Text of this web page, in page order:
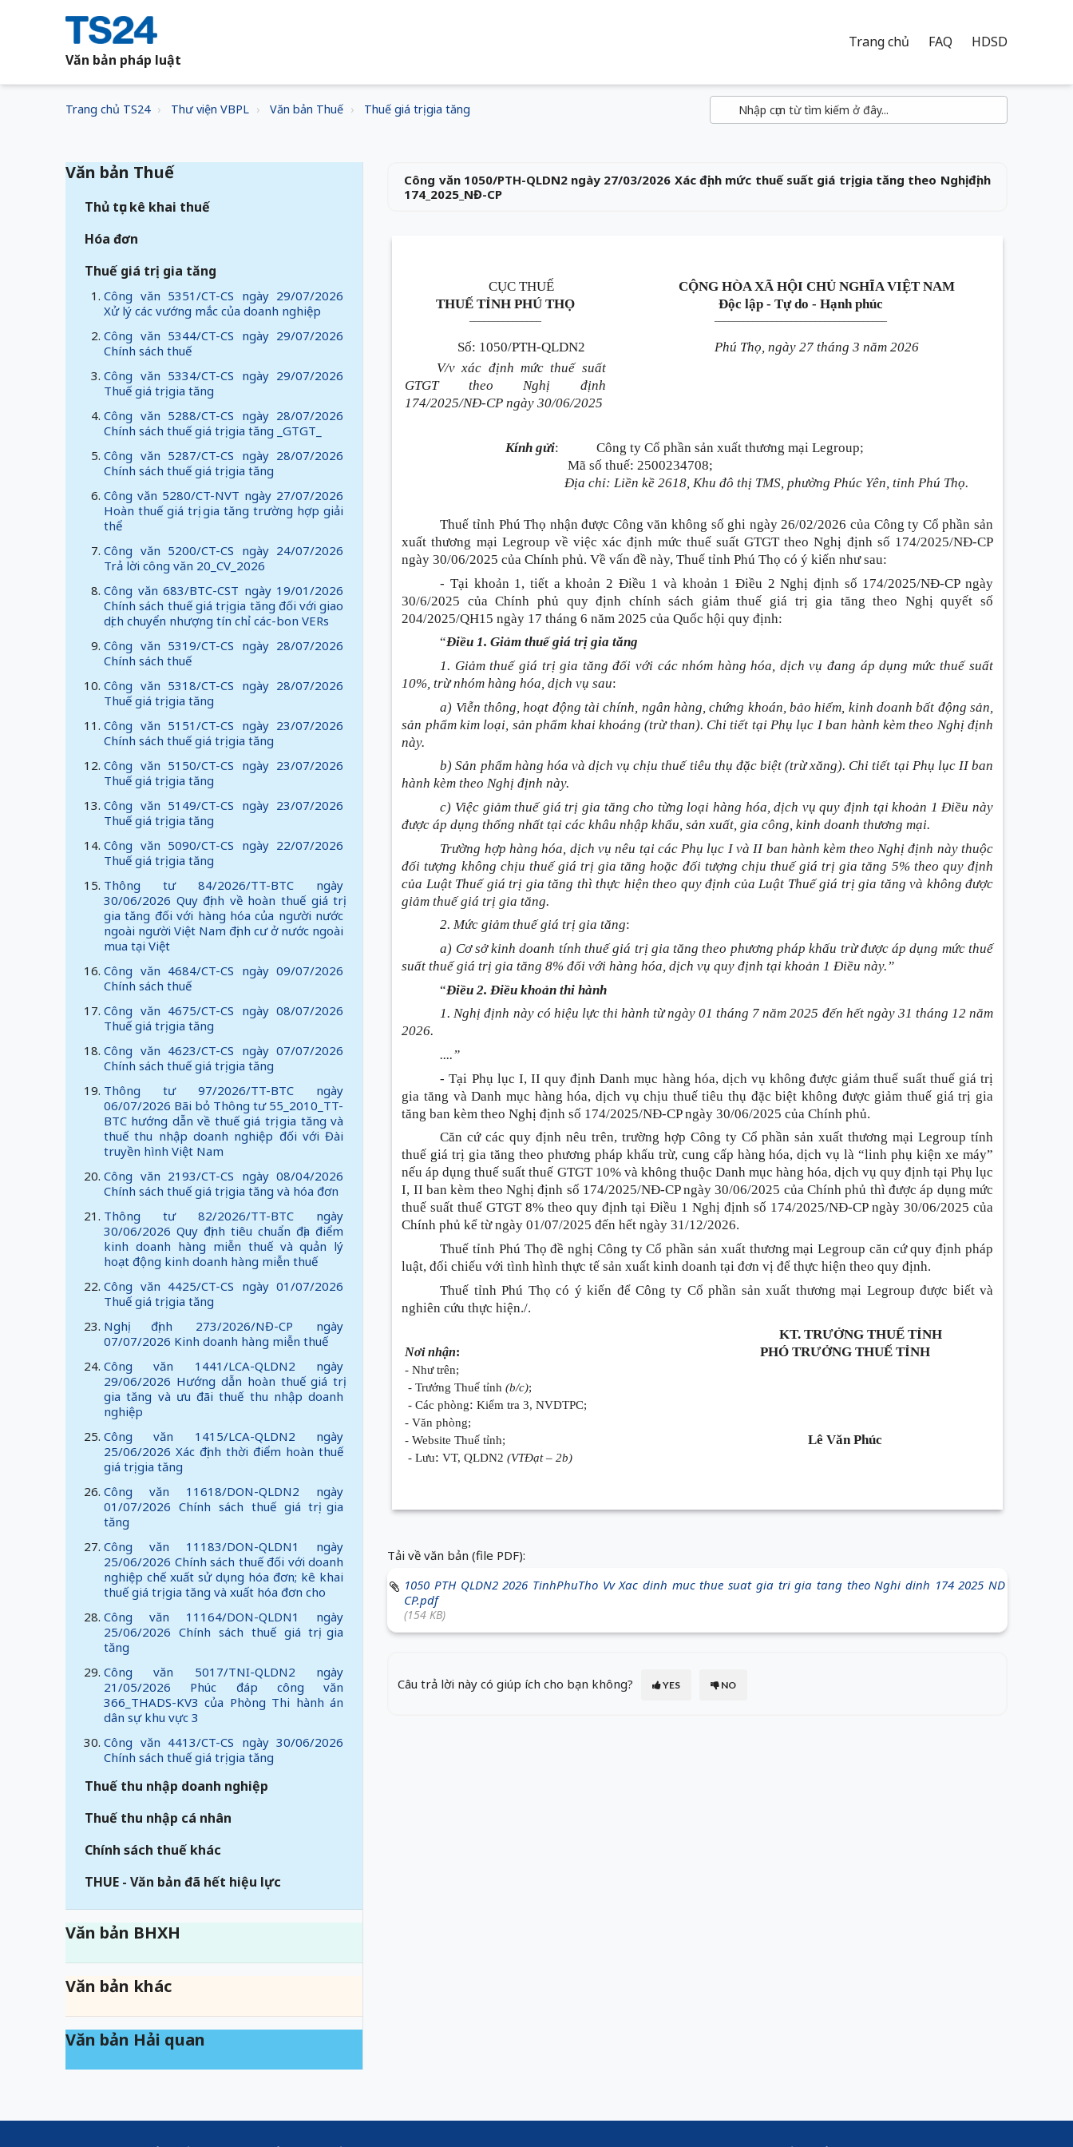
Văn bản pháp luật
Trang chủ FAQ HDSD
Trang chủ TS24 Thư viện VBPL Văn bản Thuế Thuế giá trị gia tăng
Văn bản Thuế
Thủ tục kê khai thuế
Hóa đơn
Thuế giá trị gia tăng
Công văn 5351/CT-CS ngày 29/07/2026
Xử lý các vướng mắc của doanh nghiệp
Công văn 5344/CT-CS ngày 29/07/2026
Chính sách thuế
Công văn 5334/CT-CS ngày 29/07/2026
Thuế giá trị gia tăng
Công văn 5288/CT-CS ngày 28/07/2026
Chính sách thuế giá trị gia tăng _GTGT_
Công văn 5287/CT-CS ngày 28/07/2026
Chính sách thuế giá trị gia tăng
Công văn 5280/CT-NVT ngày 27/07/2026
Hoàn thuế giá trị gia tăng trường hợp giải
thể
Công văn 5200/CT-CS ngày 24/07/2026
Trả lời công văn 20_CV_2026
Công văn 683/BTC-CST ngày 19/01/2026
Chính sách thuế giá trị gia tăng đối với giao
dịch chuyển nhượng tín chỉ các-bon VERs
Công văn 5319/CT-CS ngày 28/07/2026
Chính sách thuế
Công văn 5318/CT-CS ngày 28/07/2026
Thuế giá trị gia tăng
Công văn 5151/CT-CS ngày 23/07/2026
Chính sách thuế giá trị gia tăng
Công văn 5150/CT-CS ngày 23/07/2026
Thuế giá trị gia tăng
Công văn 5149/CT-CS ngày 23/07/2026
Thuế giá trị gia tăng
Công văn 5090/CT-CS ngày 22/07/2026
Thuế giá trị gia tăng
Thông tư 84/2026/TT-BTC ngày
30/06/2026 Quy định về hoàn thuế giá trị
gia tăng đối với hàng hóa của người nước
ngoài người Việt Nam định cư ở nước ngoài
mua tại Việt
Công văn 4684/CT-CS ngày 09/07/2026
Chính sách thuế
Công văn 4675/CT-CS ngày 08/07/2026
Thuế giá trị gia tăng
Công văn 4623/CT-CS ngày 07/07/2026
Chính sách thuế giá trị gia tăng
Thông tư 97/2026/TT-BTC ngày
06/07/2026 Bãi bỏ Thông tư 55_2010_TT-
BTC hướng dẫn về thuế giá trị gia tăng và
thuế thu nhập doanh nghiệp đối với Đài
truyền hình Việt Nam
Công văn 2193/CT-CS ngày 08/04/2026
Chính sách thuế giá trị gia tăng và hóa đơn
Thông tư 82/2026/TT-BTC ngày
30/06/2026 Quy định tiêu chuẩn địa điểm
kinh doanh hàng miễn thuế và quản lý
hoạt động kinh doanh hàng miễn thuế
Công văn 4425/CT-CS ngày 01/07/2026
Thuế giá trị gia tăng
Nghị định 273/2026/NĐ-CP ngày
07/07/2026 Kinh doanh hàng miễn thuế
Công văn 1441/LCA-QLDN2 ngày
29/06/2026 Hướng dẫn hoàn thuế giá trị
gia tăng và ưu đãi thuế thu nhập doanh
nghiệp
Công văn 1415/LCA-QLDN2 ngày
25/06/2026 Xác định thời điểm hoàn thuế
giá trị gia tăng
Công văn 11618/DON-QLDN2 ngày
01/07/2026 Chính sách thuế giá trị gia
tăng
Công văn 11183/DON-QLDN1 ngày
25/06/2026 Chính sách thuế đối với doanh
nghiệp chế xuất sử dụng hóa đơn; kê khai
thuế giá trị gia tăng và xuất hóa đơn cho
Công văn 11164/DON-QLDN1 ngày
25/06/2026 Chính sách thuế giá trị gia
tăng
Công văn 5017/TNI-QLDN2 ngày
21/05/2026 Phúc đáp công văn
366_THADS-KV3 của Phòng Thi hành án
dân sự khu vực 3
Công văn 4413/CT-CS ngày 30/06/2026
Chính sách thuế giá trị gia tăng
Thuế thu nhập doanh nghiệp
Thuế thu nhập cá nhân
Chính sách thuế khác
THUE - Văn bản đã hết hiệu lực
Văn bản BHXH
Văn bản khác
Văn bản Hải quan
Công văn 1050/PTH-QLDN2 ngày 27/03/2026 Xác định mức thuế suất giá trị gia tăng theo Nghị định
174_2025_NĐ-CP
CỤC THUẾ
THUẾ TỈNH PHÚ THỌ
CỘNG HÒA XÃ HỘI CHỦ NGHĨA VIỆT NAM
Độc lập - Tự do - Hạnh phúc
Số: 1050/PTH-QLDN2
V/v xác định mức thuế suất
GTGT theo Nghị định
174/2025/NĐ-CP ngày 30/06/2025
Phú Thọ, ngày 27 tháng 3 năm 2026
Kính gửi:
Công ty Cổ phần sản xuất thương mại Legroup;
Mã số thuế: 2500234708;
Địa chỉ: Liền kề 2618, Khu đô thị TMS, phường Phúc Yên, tỉnh Phú Thọ.
Thuế tỉnh Phú Thọ nhận được Công văn không số ghi ngày 26/02/2026 của Công ty Cổ phần sản
xuất thương mại Legroup về việc xác định mức thuế suất GTGT theo Nghị định số 174/2025/NĐ-CP
ngày 30/06/2025 của Chính phủ. Về vấn đề này, Thuế tỉnh Phú Thọ có ý kiến như sau:
- Tại khoản 1, tiết a khoản 2 Điều 1 và khoản 1 Điều 2 Nghị định số 174/2025/NĐ-CP ngày
30/6/2025 của Chính phủ quy định chính sách giảm thuế giá trị gia tăng theo Nghị quyết số
204/2025/QH15 ngày 17 tháng 6 năm 2025 của Quốc hội quy định:
“Điều 1. Giảm thuế giá trị gia tăng
1. Giảm thuế giá trị gia tăng đối với các nhóm hàng hóa, dịch vụ đang áp dụng mức thuế suất
10%, trừ nhóm hàng hóa, dịch vụ sau:
a) Viễn thông, hoạt động tài chính, ngân hàng, chứng khoán, bảo hiểm, kinh doanh bất động sản,
sản phẩm kim loại, sản phẩm khai khoáng(trừ than). Chi tiết tại Phụ lục I ban hành kèm theo Nghị định
này.
b) Sản phẩm hàng hóa và dịch vụ chịu thuế tiêu thụ đặc biệt(trừ xăng). Chi tiết tại Phụ lục II ban
hành kèm theo Nghị định này.
c) Việc giảm thuế giá trị gia tăng cho từng loại hàng hóa, dịch vụ quy định tại khoản 1 Điều này
được áp dụng thống nhất tại các khâu nhập khẩu, sản xuất, gia công, kinh doanh thương mại.
Trường hợp hàng hóa, dịch vụ nêu tại các Phụ lục I và II ban hành kèm theo Nghị định này thuộc
đối tượng không chịu thuế giá trị gia tăng hoặc đối tượng chịu thuế giá trị gia tăng 5% theo quy định
của Luật Thuế giá trị gia tăng thì thực hiện theo quy định của Luật Thuế giá trị gia tăng và không được
giảm thuế giá trị gia tăng.
2. Mức giảm thuế giá trị gia tăng:
a) Cơ sở kinh doanh tính thuế giá trị gia tăng theo phương pháp khấu trừ được áp dụng mức thuế
suất thuế giá trị gia tăng 8% đối với hàng hóa, dịch vụ quy định tại khoản 1 Điều này.”
“Điều 2. Điều khoản thi hành
1. Nghị định này có hiệu lực thi hành từ ngày 01 tháng 7 năm 2025 đến hết ngày 31 tháng 12 năm
2026.
....”
- Tại Phụ lục I, II quy định Danh mục hàng hóa, dịch vụ không được giảm thuế suất thuế giá trị
gia tăng và Danh mục hàng hóa, dịch vụ chịu thuế tiêu thụ đặc biệt không được giảm thuế giá trị gia
tăng ban kèm theo Nghị định số 174/2025/NĐ-CP ngày 30/06/2025 của Chính phủ.
Căn cứ các quy định nêu trên, trường hợp Công ty Cổ phần sản xuất thương mại Legroup tính
thuế giá trị gia tăng theo phương pháp khấu trừ, cung cấp hàng hóa, dịch vụ là “linh phụ kiện xe máy”
nếu áp dụng thuế suất thuế GTGT 10% và không thuộc Danh mục hàng hóa, dịch vụ quy định tại Phụ lục
I, II ban kèm theo Nghị định số 174/2025/NĐ-CP ngày 30/06/2025 của Chính phủ thì được áp dụng mức
thuế suất thuế GTGT 8% theo quy định tại Điều 1 Nghị định số 174/2025/NĐ-CP ngày 30/06/2025 của
Chính phủ kể từ ngày 01/07/2025 đến hết ngày 31/12/2026.
Thuế tỉnh Phú Thọ đề nghị Công ty Cổ phần sản xuất thương mại Legroup căn cứ quy định pháp
luật, đối chiếu với tình hình thực tế sản xuất kinh doanh tại đơn vị để thực hiện theo quy định.
Thuế tỉnh Phú Thọ có ý kiến để Công ty Cổ phần sản xuất thương mại Legroup được biết và
nghiên cứu thực hiện./.
Nơi nhận:
- Như trên;
- Trưởng Thuế tỉnh(b/c);
- Các phòng: Kiểm tra 3, NVDTPC;
- Văn phòng;
- Website Thuế tỉnh;
- Lưu: VT, QLDN2(VTĐạt – 2b)
KT. TRƯỞNG THUẾ TỈNH
PHÓ TRƯỞNG THUẾ TỈNH
Lê Văn Phúc
Tải về văn bản (file PDF):
1050 PTH QLDN2 2026 TinhPhuTho Vv Xac dinh muc thue suat gia tri gia tang theo Nghi dinh 174 2025 ND
CP.pdf
(154 KB)
Câu trả lời này có giúp ích cho bạn không? YES NO